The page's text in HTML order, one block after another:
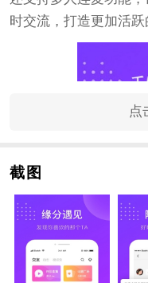
时交流，打造更加活跃
点
截图